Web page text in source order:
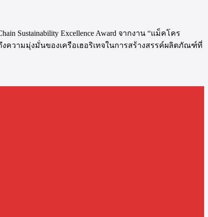
Sustainability Excellence Award จากงาน “แม็คโคร
ความมุ่งมั่นของเครือเฮอริเทจในการสร้างสรรค์ผลิตภัณฑ์ที่